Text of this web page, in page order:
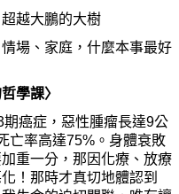
越大鵬的大樹
場、家庭，什麼本事最好
學課〉
期癌症，惡性腫瘤長達9公
亡率高達75% 。身體衰敗
重一分，那因化療、放療
！那時才真切地體認到